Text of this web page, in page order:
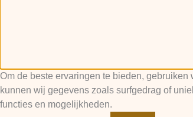
Om de beste ervaringen te bieden,
kunnen wij gegevens zoals surfgedrag of
functies en mogelijkheden.